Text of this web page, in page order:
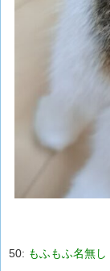
50: もふもふ名無し